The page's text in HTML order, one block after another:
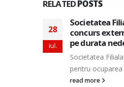
RELATEDPOSTS
28
iul.
Societatea
pentru
perioada
Societatea
doua posturi
read more